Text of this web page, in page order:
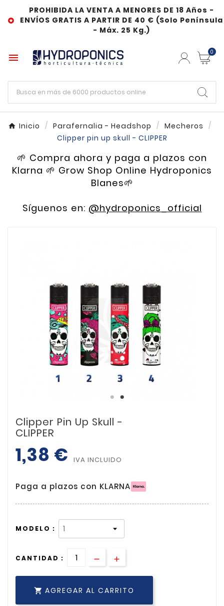

PROHIBIDA LA VENTA A MENORES DE 18 Años -
ENVÍOS GRATIS A PARTIR DE 40 € (Solo Península
- Máx. 25 Kg.)
 0
Inicio Parafernalia - Headshop
Mecheros
Clipper pin up skull - CLIPPER
🌱 Compra ahora y paga a plazos con
Klarna 🌱 Grow Shop Online Hydroponics
Blanes🌱
Síguenos en: @hydroponics_official
Clipper Pin Up Skull -
CLIPPER
1,38 € IVA INCLUIDO
Paga a plazos con KLARNA
MODELO :
CANTIDAD :
 AGREGAR AL CARRITO